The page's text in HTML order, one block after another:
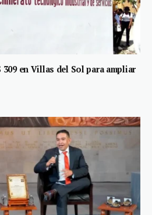
en Villas del Sol para ampliar